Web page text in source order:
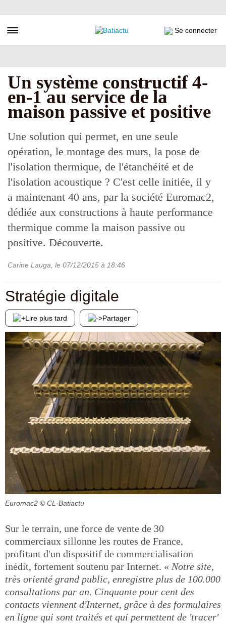
au
principal
Toggle navigation Se connecter
Un système constructif 4-
en-1 au service de la
maison passive et positive
Une solution qui permet, en une seule
opération, le montage des murs, la pose de
l'isolation thermique, de l'étanchéité et de
l'isolation acoustique ? C'est celle initiée, il y
a maintenant 40 ans, par la société Euromac2,
dédiée aux constructions à haute performance
thermique comme la maison passive ou
positive. Découverte.
Carine Lauga , le 07/12/2015 à 18:46
Stratégie digitale
Lire plus tard Partager
Euromac2 © CL-Batiactu
Sur le terrain, une force de vente de 30
commerciaux sillonne les routes de France,
profitant d'un dispositif de commercialisation
inédit, fortement soutenu par Internet. « Notre site,
très orienté grand public, enregistre plus de 100.000
consultations par an. Cinquante pour cent des
contacts viennent d'Internet, grâce à des formulaires
en ligne qui sont traités et qui permettent de 'tracer'